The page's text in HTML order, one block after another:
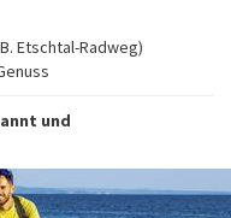
Etschtal-Radweg)
und